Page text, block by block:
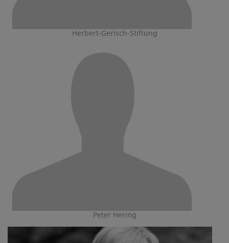
Herbert-Gerisch-Stiftung
Peter Hering